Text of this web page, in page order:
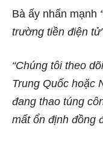
Bà ấy nhấn mạnh
trường tiền điện
“Chúng tôi theo
Trung Quốc hoặc
đang thao túng
mất ổn định đồng